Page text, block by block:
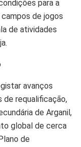
para a
de jogos
de atividades
avanços
de requalificação,
de Arganil,
global de cerca
de